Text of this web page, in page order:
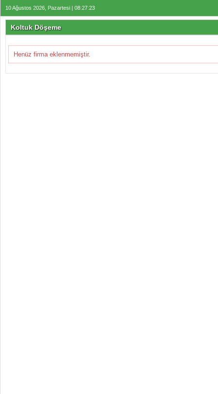
10 Ağustos 2026, Pazartesi | 08:27:23
Koltuk Döşeme
Henüz firma eklenmemiştir.